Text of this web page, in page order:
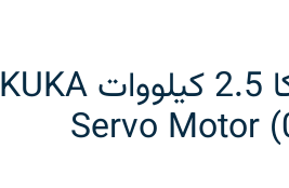
سروو موتور کوکا 2.5 کیلووات KUKA
Servo Motor